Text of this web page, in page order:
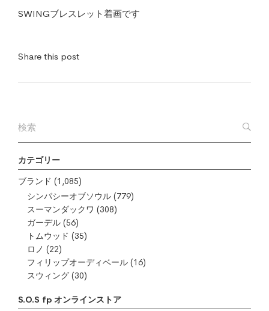
カテゴリー
ブランド (1,085)
シンパシーオブソウル (779)
スーマンダックワ (308)
ガーデル (56)
トムウッド (35)
ロノ (22)
フィリップオーディベール (16)
スウィング (30)
S.O.S fp オンラインストア
SWINGブレスレット着画です
Share this post